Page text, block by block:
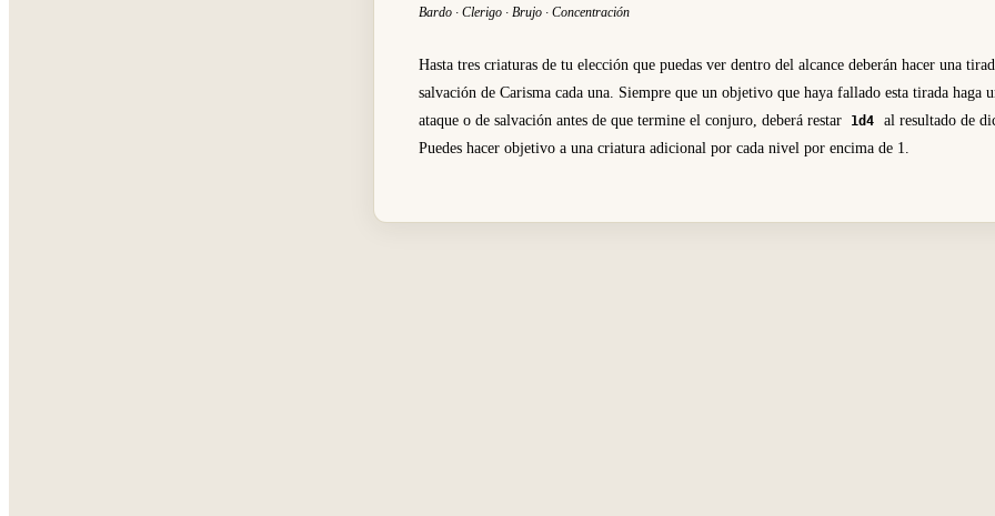
Bardo · Clerigo · Brujo · Concentración
Hasta tres criaturas de tu elección que puedas ver dentro del alcance deberán hacer una
salvación de Carisma cada una. Siempre que un objetivo que haya fallado esta tirada haga
ataque o de salvación antes de que termine el conjuro, deberá restar
1d4
al resultado de
Puedes hacer objetivo a una criatura adicional por cada nivel por encima de 1.